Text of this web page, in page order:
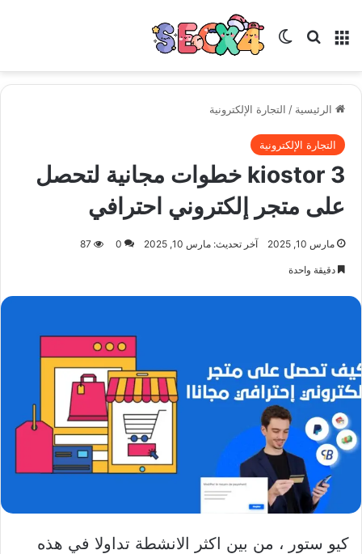
القائمة بحث عنالوضع المظلم
الرئيسية / التجارة الإلكترونية
التجارة الإلكترونية
kiostor 3 خطوات مجانية لتحصل
على متجر إلكتروني احترافي
مارس 10, 2025 آخر تحديث: مارس 10, 2025 0
87
دقيقة واحدة
كيو ستور ، من بين اكثر الانشطة تداولا في هذه